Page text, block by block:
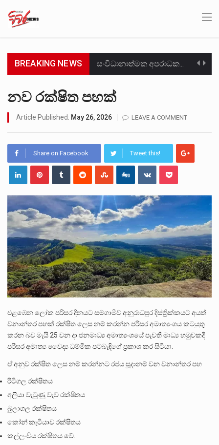
BREAKING NEWS සංවිධානාත්මක අපරාධකරුවකු වන ලොකු පැටිගේ ප්‍රධාන වෙඩික්කරු බවට සැක කරන ගිං ගඟේ ගිල්වා මරා දමා…
මහර බන්ධනාගාරයේ අද ඇතිවූ සිද්ධියෙන් තුවාල ලැබූ බව කියන රැඳවියන් ගණන ඉහළ ගොස් තිබේ. ඒ…
අගෝස්තු මස දෙවන ඉරිදා ලිට් රූම් සූම් සංවාදය පැවැත්වෙන්නේ "කතා කරන මහ වැව" නම් නකතාවක්…
හිටපු පොලිස්පති පූජිත් ජයසුන්දරට සහ හිටපු ආරක්ෂක අමාත්‍යංශ ලේකම් හේමසිරි ප්‍රනාන්දු විශේෂ ත්‍රිපුද්ගල මහාධිකරණය විසින්…
මේ, දන්නා හඳුනන ලියන්නකුගේ නන්නාඳුනන අඩවියක සැරිසරා ලද ආස්වාදනීය මොහොතක සිංහාවලෝකනයකි .කෙටි කවියක දිගු බර…
වත්මන් ආණ්ඩුවේ ප්‍රධාන පාර්ශවකරුවා වන ජනතා විමුක්ති පෙරමුණේ කාලයක පටන් තිබුණු ප්‍රධාන සටන් පාඨයක් වූවේ…
නව රක්ෂිත පහක්
Article Published: May 26, 2026 LEAVE A COMMENT
Share on Facebook Tweet this!
එළඹෙන ලෝක පරිසර දිනයට සමගාමීව අනුරාධපුර දිස්ත්‍රික්කයට අයත්
වනාන්තර පහක් රක්ෂිත ලෙස නම් කරන්න පරිසර අමාත්‍යංශය කටයුතු
කරන බව මැයි 25 වන දා ජනමාධ්‍ය අමාත්‍යංශයේ පැවතී මාධ්‍ය හමුවකදී
පරිසර අමාත්‍ය වෛද්‍ය ධම්මික පටබැඳිගේ ප්‍රකාශ කර සිටියා.
ඒ අනුව රක්ෂිත ලෙස නම් කරන්නට රජය සූදානම් වන වනාන්තර පහ
රිටිගල රක්ෂිතය
අලියා වැටුණු වැව රක්ෂිතය
බුලාගල රක්ෂිතය
කෝන් කැටියාව රක්ෂිතය
කල්ලංචිය රක්ෂිතය වේ.